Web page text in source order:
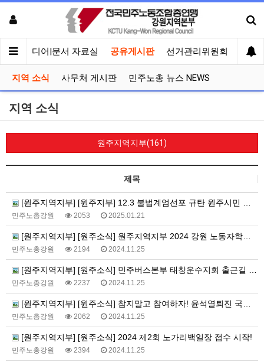
견 미디어|문서 자료실 공유게시판 선거관리위원회
지역 소식 사무처 게시판 민주노총 뉴스 NEWS
지역 소식
원주지역지부(161)
제목
[원주지역지부] [원주지부] 12.3 불법계엄선포 규탄 원주시민 기자회견
민주노총강원 2053 2025.01.21
[원주지역지부] [원주소식] 원주지역지부 2024 강원 노동자학교 진행!
민주노총강원 2194 2024.11.25
[원주지역지부] [원주소식] 민주버스본부 태창운수지회 출근길 선전전!
민주노총강원 2237 2024.11.25
[원주지역지부] [원주소식] 참지말고 참여하자! 윤석열퇴진 국민투표
민주노총강원 2062 2024.11.25
[원주지역지부] [원주소식] 2024 제2회 노가리백일장 접수 시작!
민주노총강원 2394 2024.11.25